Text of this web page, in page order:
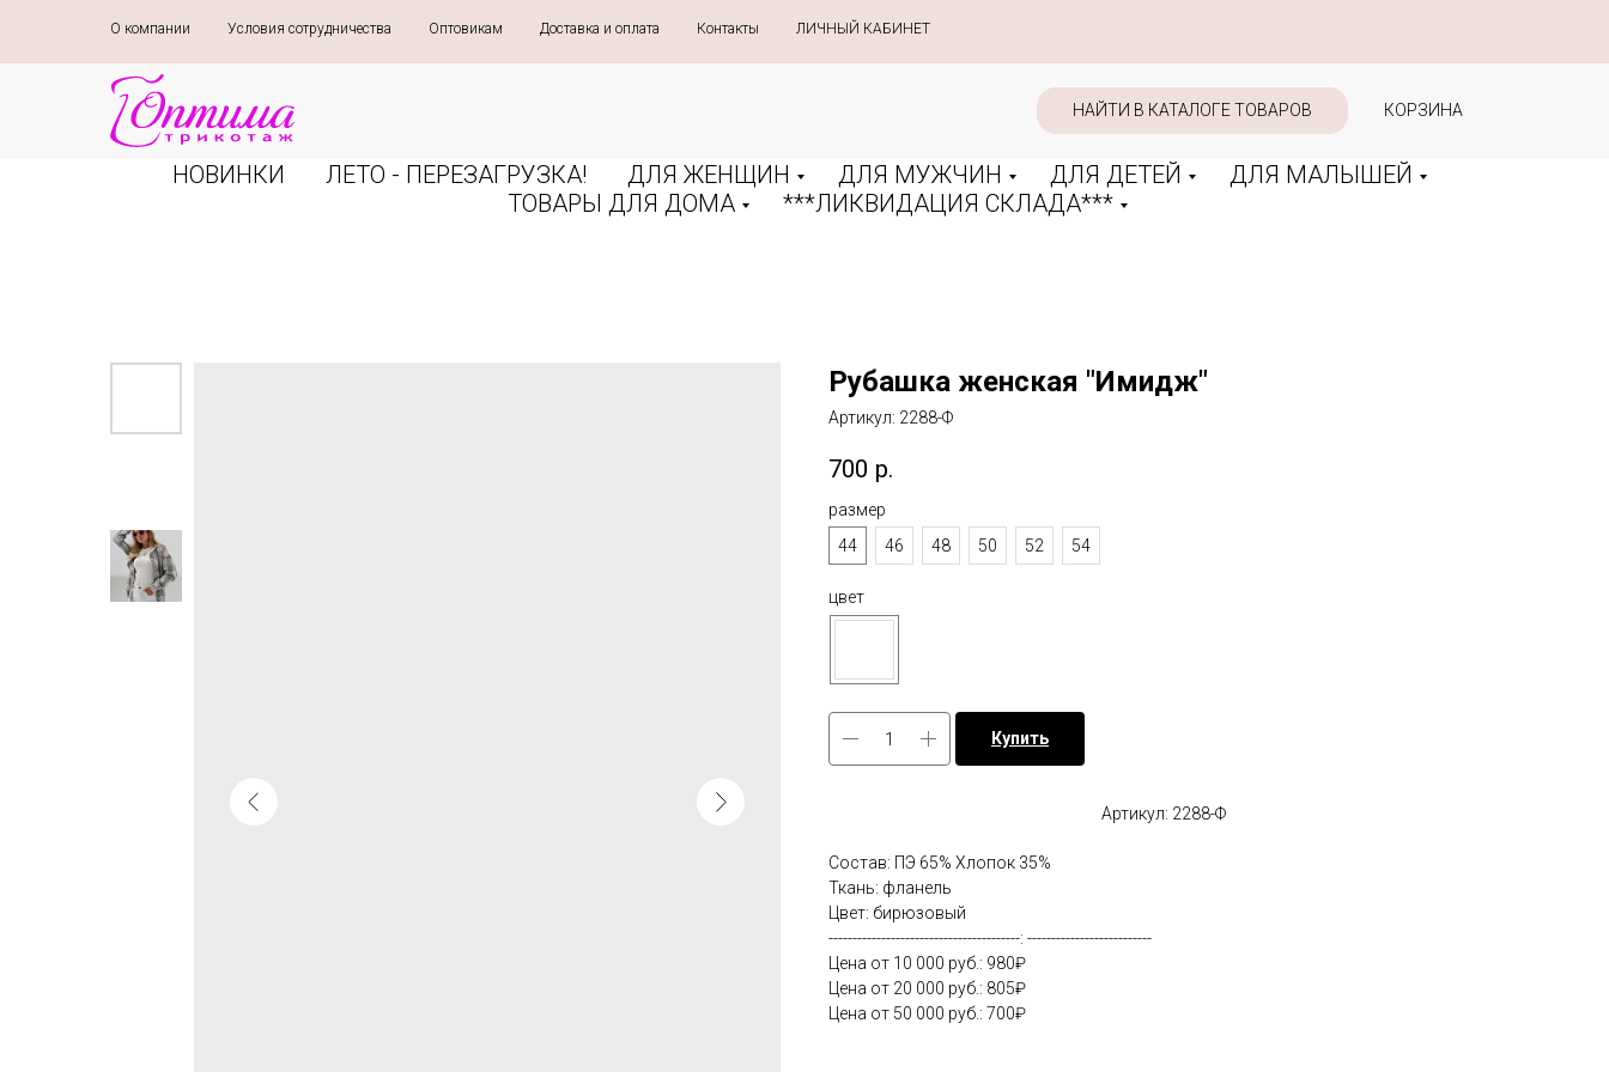
О компании Условия сотрудничества Оптовикам Доставка и оплата Контакты ЛИЧНЫЙ КАБИНЕТ
НАЙТИ В КАТАЛОГЕ ТОВАРОВ КОРЗИНА
НОВИНКИ ЛЕТО - ПЕРЕЗАГРУЗКА! ДЛЯ ЖЕНЩИН ДЛЯ МУЖЧИН ДЛЯ ДЕТЕЙ
ДЛЯ МАЛЫШЕЙ
ТОВАРЫ ДЛЯ ДОМА
***ЛИКВИДАЦИЯ СКЛАДА***
Рубашка женская "Имидж"
Артикул: 2288-Ф
700 р.
размер
44
46 48 50 52 54
цвет
Купить
Артикул: 2288-Ф
Состав: ПЭ 65% Хлопок 35%
Ткань: фланель
Цвет: бирюзовый
----------------------------------------: --------------------------
Цена от 10 000 руб.: 980₽
Цена от 20 000 руб.: 805₽
Цена от 50 000 руб.: 700₽